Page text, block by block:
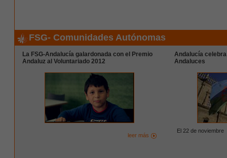
FSG- Comunidades Autónomas
La FSG-Andalucía galardonada con el Premio
Andaluz al Voluntariado 2012
leer más
Andalucía
Andaluces
El 22 de noviembre